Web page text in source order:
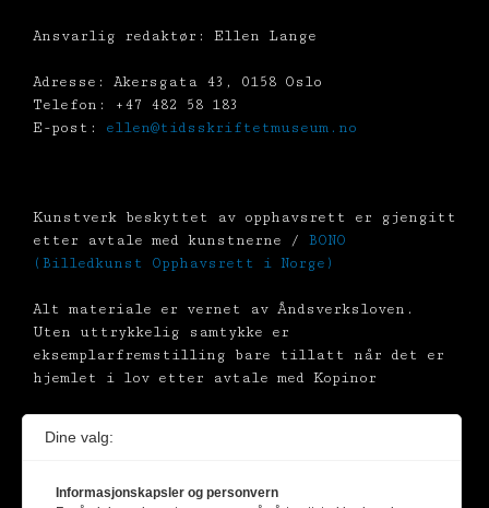
Ansvarlig redaktør: Ellen Lange
Adresse: Akersgata 43, 0158 Oslo
Telefon: +47 482 58 183
E-post: ellen@tidsskriftetmuseum.no
Kunstverk beskyttet av opphavsrett er gjengitt
etter avtale med kunstnerne / BONO
(Billedkunst Opphavsrett i Norge)
Alt materiale er vernet av Åndsverksloven.
Uten uttrykkelig samtykke er
eksemplarfremstilling bare tillatt når det er
hjemlet i lov etter avtale med Kopinor
Dine valg:
Informasjonskapsler og personvern